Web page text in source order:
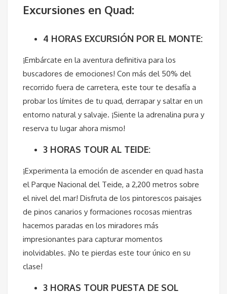
Excursiones en Quad:
4 HORAS EXCURSIÓN POR EL MONTE:
¡Embárcate en la aventura definitiva para los
buscadores de emociones! Con más del 50% del
recorrido fuera de carretera, este tour te desafía a
probar los límites de tu quad, derrapar y saltar en un
entorno natural y salvaje. ¡Siente la adrenalina pura y
reserva tu lugar ahora mismo!
3 HORAS TOUR AL TEIDE:
¡Experimenta la emoción de ascender en quad hasta
el Parque Nacional del Teide, a 2,200 metros sobre
el nivel del mar! Disfruta de los pintorescos paisajes
de pinos canarios y formaciones rocosas mientras
hacemos paradas en los miradores más
impresionantes para capturar momentos
inolvidables. ¡No te pierdas este tour único en su
clase!
3 HORAS TOUR PUESTA DE SOL